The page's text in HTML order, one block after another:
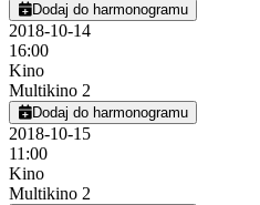
Dodaj do harmonogramu
2018-10-14
16:00
Kino
Multikino 2
Dodaj do harmonogramu
2018-10-15
11:00
Kino
Multikino 2